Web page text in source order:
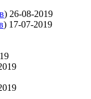
) 26-08-2019
) 17-07-2019